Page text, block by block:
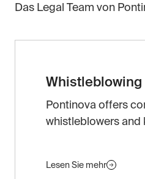
Das Legal Team von
Whistleblowing
Pontinova offers
whistleblowers and
Lesen Sie mehr